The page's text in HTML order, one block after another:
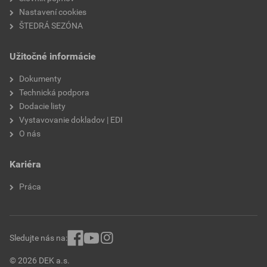
hrúbka
bezpečný sklon
minimálny sklon
model
Nastavení cookies
ŠTEDRÁ SEZÓNA
Užitočné informácie
Dokumenty
Technická podpora
Dodacie listy
Vystavovanie dokladov | EDI
O nás
Kariéra
Práca
© 2026 DEK a.s.
Sledujte nás na: